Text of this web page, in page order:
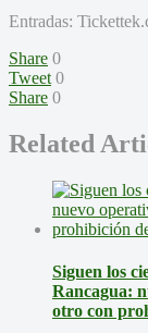
Entradas:
Share 0
Tweet 0
Share 0
Related
Siguen los
Rancagua:
otro con